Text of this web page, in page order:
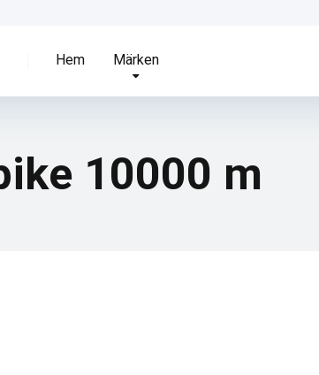
Hem Märken
10000 m